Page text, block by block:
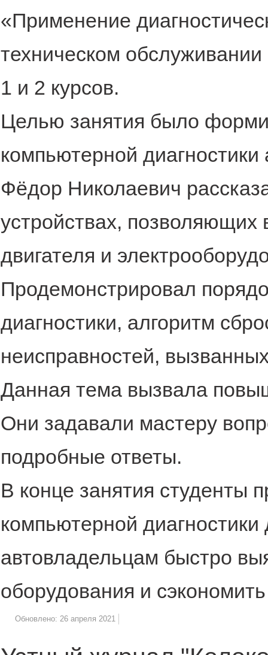
«Применение
техническом
1 и 2 курсов.
Целью занятия было
компьютерной
Фёдор Николаевич
устройствах, позволяющих
двигателя и
Продемонстрировал
диагностики, алгоритм
неисправностей,
Данная тема вызвала
Они задавали мастеру
подробные ответы.
В конце занятия студенты
компьютерной диагностики
автовладельцам быстро
оборудования и
Обновлено: 26 апреля 2021